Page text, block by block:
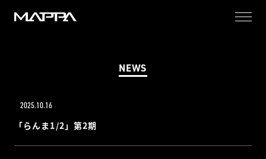
MAPPA
NEWS
2025.10.16
「らんま1/2」第2期